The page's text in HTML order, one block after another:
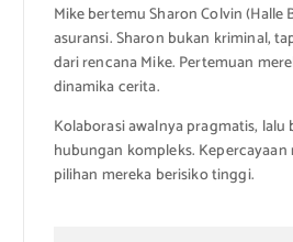
Mike bertemu Sharon Colvin (Halle
asuransi. Sharon bukan kriminal,
dari rencana Mike. Pertemuan
dinamika cerita.
Kolaborasi awalnya pragmatis,
hubungan kompleks.
pilihan mereka berisiko tinggi.